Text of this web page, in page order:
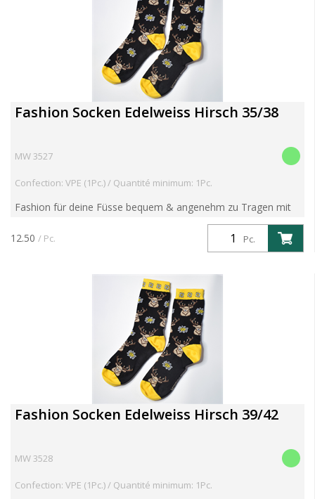
Fashion Socken Edelweiss Hirsch 35/38
MW 3527
Confection: VPE (1Pc.) / Quantité minimum: 1Pc.
Fashion für deine Füsse bequem & angenehm zu Tragen mit
super-softem Piqué-Komfortbund aus 80% Baumwolle,
17%Polyamid, 3% Elasthan bei 30°C waschbar, made in
Pc.
12.50 / Pc.
Fashion Socken Edelweiss Hirsch 39/42
MW 3528
Confection: VPE (1Pc.) / Quantité minimum: 1Pc.